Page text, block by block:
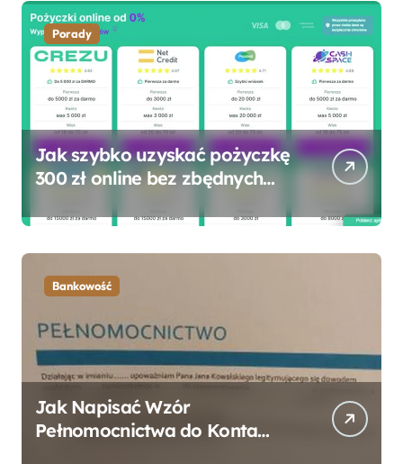
Porady
Jak szybko uzyskać pożyczkę
300 zł online bez zbędnych
Bankowość
Jak Napisać Wzór
Pełnomocnictwa do Konta